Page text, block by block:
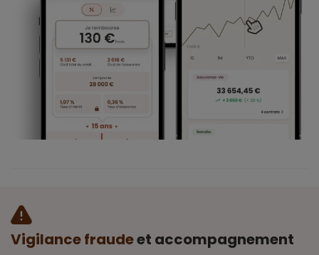
Vigilance fraudeet accompagnement